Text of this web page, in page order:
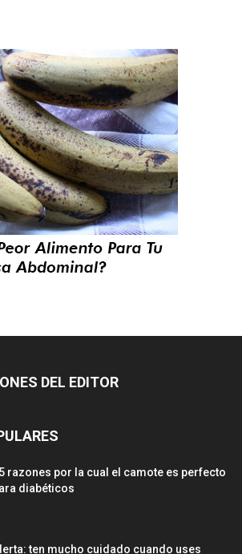
DEL EDITOR
razones por la cual el camote es perfecto
diabéticos
ten mucho cuidado cuando uses